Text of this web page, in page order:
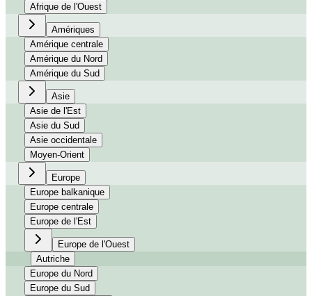
Afrique de l'Ouest
Amériques
Amérique centrale
Amérique du Nord
Amérique du Sud
Asie
Asie de l'Est
Asie du Sud
Asie occidentale
Moyen-Orient
Europe
Europe balkanique
Europe centrale
Europe de l'Est
Europe de l'Ouest
Autriche
Europe du Nord
Europe du Sud